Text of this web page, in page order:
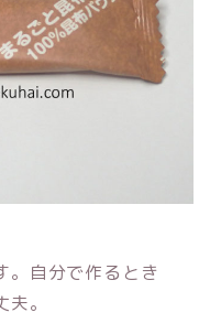
。自分で作るとき
。